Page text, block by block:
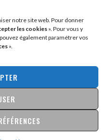
notre site web. Pour donner
les cookies». Pour vous y
pouvez également paramétrer vos
».
(21)
(21)
DE CONFIDENTIALITÉ